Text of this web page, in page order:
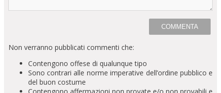
Non verranno pubblicati commenti che:
Contengono offese di qualunque tipo
Sono contrari alle norme imperative dell’ordine pubblico e
del buon costume